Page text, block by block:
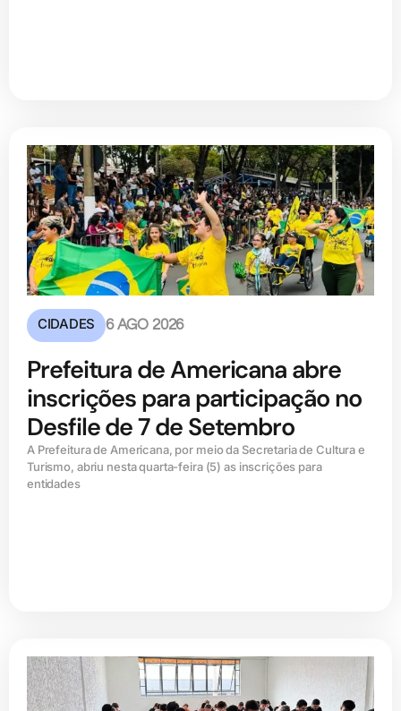
CIDADES 6 AGO 2026
Prefeitura de Americana abre
inscrições para participação no
Desfile de 7 de Setembro
A Prefeitura de Americana, por meio da Secretaria de Cultura e
Turismo, abriu nesta quarta-feira (5) as inscrições para
entidades